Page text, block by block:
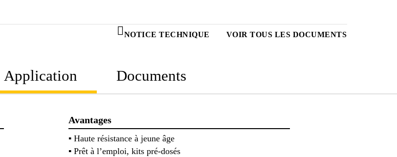
NOTICE TECHNIQUE VOIR TOUS LES DOCUMENTS
Application Documents
Avantages
▪ Haute résistance à jeune âge
▪ Prêt à l’emploi, kits pré-dosés